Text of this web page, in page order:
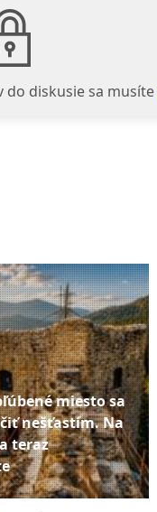
diskusie sa musíte
miesto sa
nešťastím. Na
teraz